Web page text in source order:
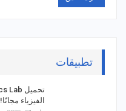
تطبيقات
الفيزياء مجانًا!